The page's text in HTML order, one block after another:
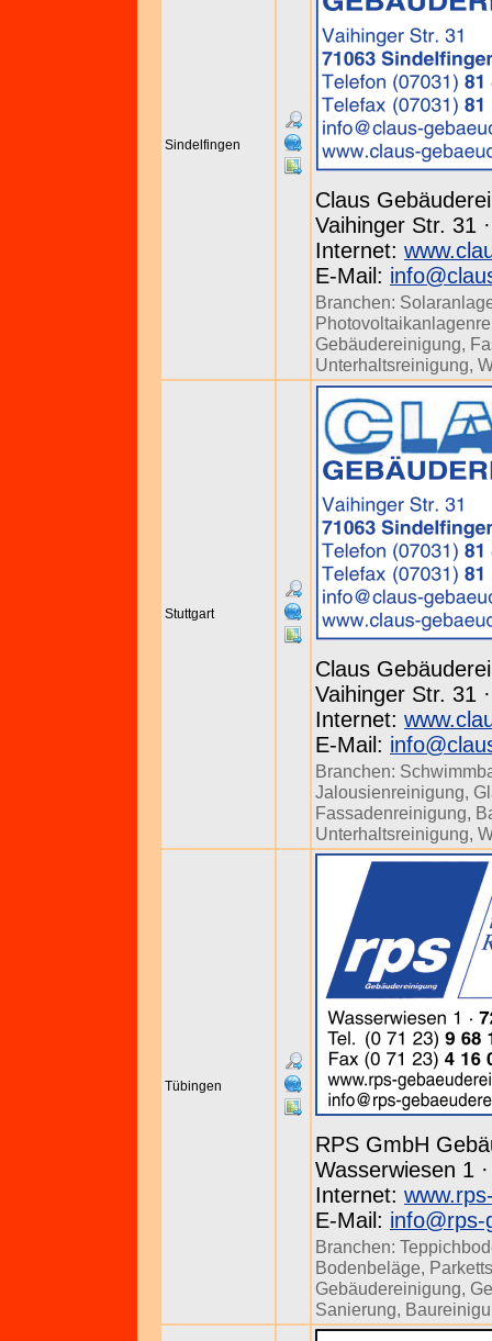
Sindelfingen
Claus
Vaihinger Str. 31
Internet:
E-Mail:
Branchen:
Gebäudereinigung,
Unterhaltsreinigung,
Stuttgart
Claus
Vaihinger Str. 31
Internet:
E-Mail:
Branchen:
Jalousienreinigung,
Fassadenreinigung,
Unterhaltsreinigung,
Tübingen
RPS GmbH
Wasserwiesen 1
Internet:
E-Mail: info@rps-
Branchen:
Bodenbeläge,
Gebäudereinigung,
Sanierung,